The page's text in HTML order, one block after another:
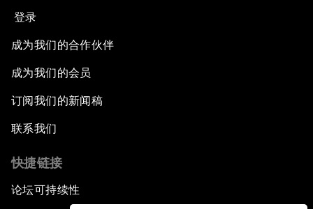
登录
成为我们的合作伙伴
成为我们的会员
订阅我们的新闻稿
联系我们
快捷链接
论坛可持续性